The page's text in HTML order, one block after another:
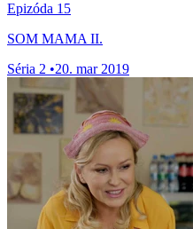
Epizóda 15
SOM MAMA II.
Séria 2 •20. mar 2019